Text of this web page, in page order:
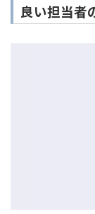
良い担当者